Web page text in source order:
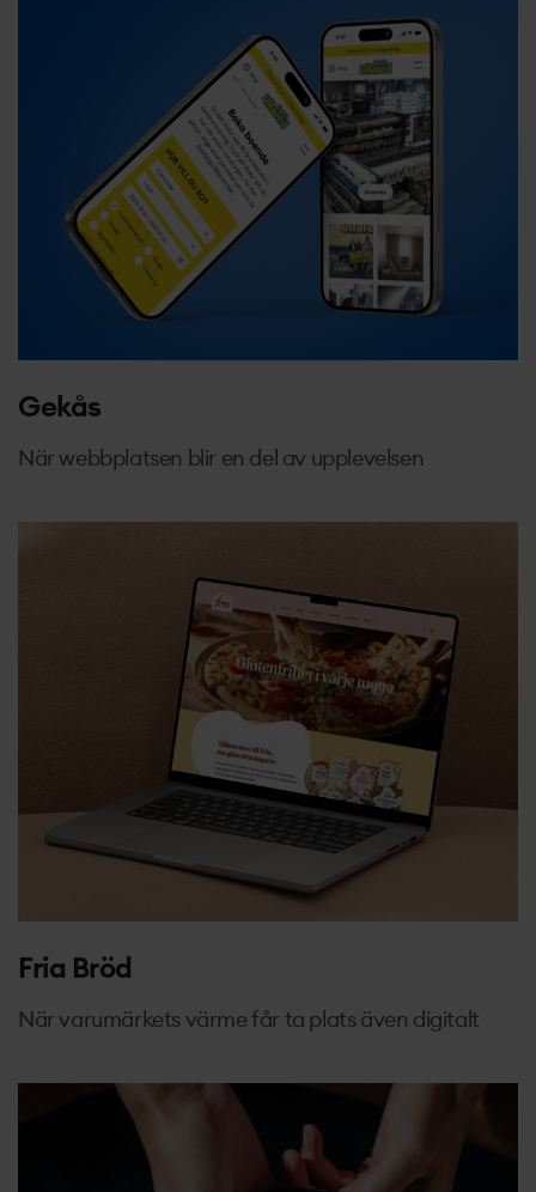
Gekås
När webbplatsen blir en del av upplevelsen
Fria Bröd
När varumärkets värme får ta plats även digitalt